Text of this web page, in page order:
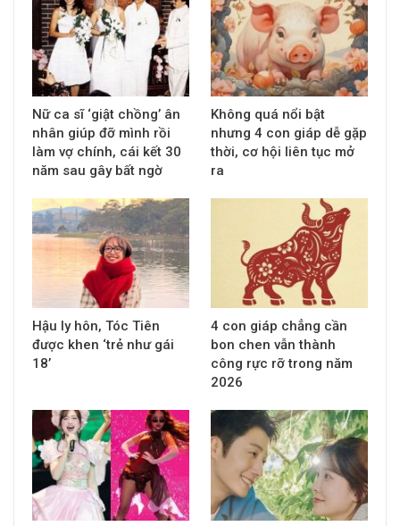
Nữ ca sĩ ‘giật chồng’ ân
nhân giúp đỡ mình rồi
làm vợ chính, cái kết 30
năm sau gây bất ngờ
Không quá nổi bật
nhưng 4 con giáp dễ gặp
thời, cơ hội liên tục mở
ra
Hậu ly hôn, Tóc Tiên
được khen ‘trẻ như gái
18’
4 con giáp chẳng cần
bon chen vẫn thành
công rực rỡ trong năm
2026